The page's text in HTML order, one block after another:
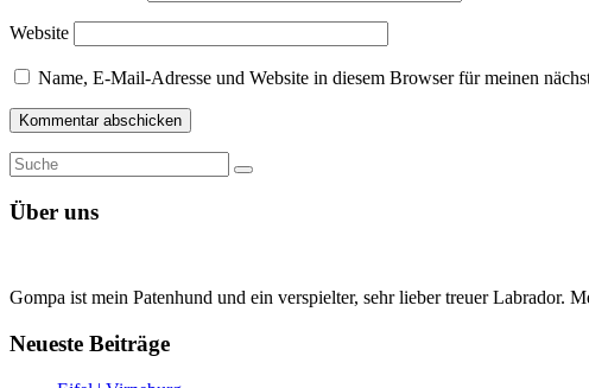
Website
Name, E-Mail-Adresse und Website in diesem Browser für meinen
Suche
nach:
Suche
Über uns
Gompa ist mein Patenhund und ein verspielter, sehr lieber treuer Labrador.
Neueste Beiträge